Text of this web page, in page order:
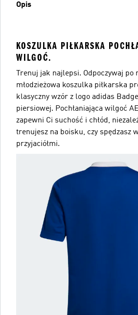
Opis
KOSZULKA PIŁKARSKA
WILGOĆ.
Trenuj jak najlepsi. Odpoczywaj po
młodzieżowa koszulka piłkarska
klasyczny wzór z logo adidas
piersiowej. Pochłaniająca wilgoć
zapewni Ci suchość i chłód,
trenujesz na boisku, czy spędzasz
przyjaciółmi.